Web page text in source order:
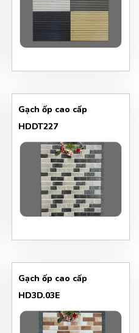
Gạch ốp cao cấp
HDDT227
Gạch ốp cao cấp
HD3D.03E